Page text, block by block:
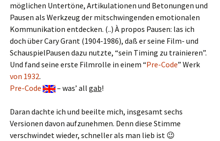
möglichen Untertöne, Artikulationen und Betonungen und
Pausen als Werkzeug der mitschwingenden emotionalen
Kommunikation entdecken. (..) À propos Pausen: las ich
doch über Cary Grant (1904-1986), daß er seine Film- und
SchauspielPausen dazu nutzte, “sein Timing zu trainieren”.
Und fand seine erste Filmrolle in einem “Pre-Code” Werk
von 1932.
Pre-Code
– was’ all gab!
Daran dachte ich und beeilte mich, insgesamt sechs
Versionen davon aufzunehmen. Denn diese Stimme
verschwindet wieder, schneller als man lieb ist 😉